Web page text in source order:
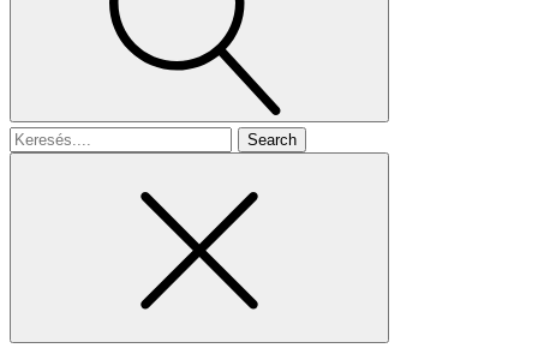
Search